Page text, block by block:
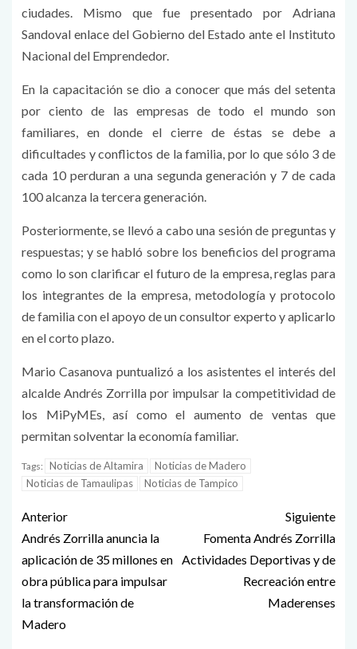
ciudades. Mismo que fue presentado por Adriana
Sandoval enlace del Gobierno del Estado ante el Instituto
Nacional del Emprendedor.
En la capacitación se dio a conocer que más del setenta
por ciento de las empresas de todo el mundo son
familiares, en donde el cierre de éstas se debe a
dificultades y conflictos de la familia, por lo que sólo 3 de
cada 10 perduran a una segunda generación y 7 de cada
100 alcanza la tercera generación.
Posteriormente, se llevó a cabo una sesión de preguntas y
respuestas; y se habló sobre los beneficios del programa
como lo son clarificar el futuro de la empresa, reglas para
los integrantes de la empresa, metodología y protocolo
de familia con el apoyo de un consultor experto y aplicarlo
en el corto plazo.
Mario Casanova puntualizó a los asistentes el interés del
alcalde Andrés Zorrilla por impulsar la competitividad de
los MiPyMEs, así como el aumento de ventas que
permitan solventar la economía familiar.
Tags: Noticias de Altamira
Noticias de Madero
Noticias de Tamaulipas
Noticias de Tampico
Anterior
Andrés Zorrilla anuncia la
aplicación de 35 millones en
obra pública para impulsar
la transformación de
Madero
Siguiente
Fomenta Andrés Zorrilla
Actividades Deportivas y de
Recreación entre
Maderenses